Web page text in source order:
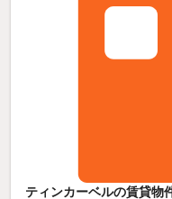
ティンカーベルの賃貸物